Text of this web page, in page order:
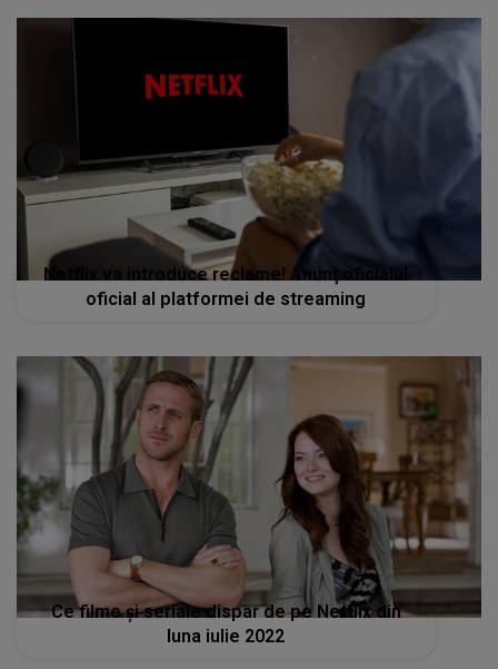
Netflix va introduce reclame! Anunţ oficialul
oficial al platformei de streaming
Ce filme şi seriale dispar de pe Netflix din
luna iulie 2022